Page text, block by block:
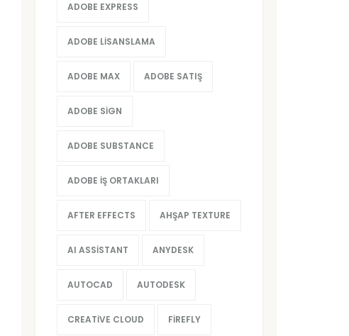
ADOBE EXPRESS
ADOBE LISANSLAMA
ADOBE MAX ADOBE SATIŞ
ADOBE SIGN
ADOBE SUBSTANCE
ADOBE İŞ ORTAKLARI
AFTER EFFECTS AHŞAP TEXTURE
AI ASSISTANT ANYDESK
AUTOCAD AUTODESK
CREATIVE CLOUD FIREFLY